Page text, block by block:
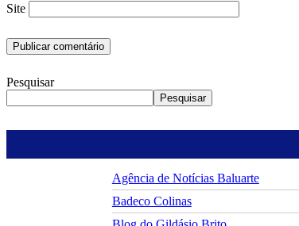
Site
Pesquisar
Pesquisar
Agência de Notícias Baluarte
Badeco Colinas